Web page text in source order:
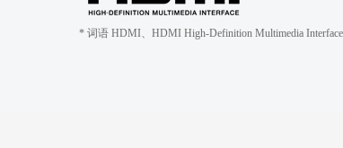
* 词语 HDMI、HDMI High-Definition Multimedia